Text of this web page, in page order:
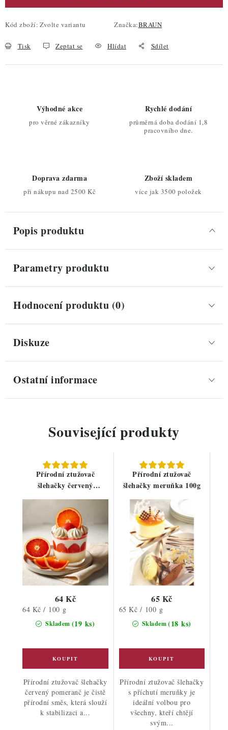
Kód zboží: Zvolte variantu Značka:BRAUN
Tisk Zeptat se Hlídat Sdílet
Výhodné akce
pro věrné zákazníky
Rychlé dodání
průměrná doba dodání 1,8
pracovního dne.
Doprava zdarma
při nákupu nad 2500 Kč
Zboží skladem
více jak 3500 položek
Popis produktu
Parametry produktu
Hodnocení produktu (0)
Diskuze
Ostatní informace
Související produkty
Přírodní ztužovač
šlehačky červený
Skladem (19 ks)
64 Kč
Měrná
cena:
64 Kč / 100 g
Přírodní ztužovač šlehačky
červený pomeranč je čistě
přírodní směs, která slouží
k stabilizaci a...
Přírodní ztužovač
šlehačky meruňka 100g
Skladem(18 ks)
65 Kč
Měrná
cena:
65 Kč / 100 g
Přírodní ztužovač šlehačky
s příchutí meruňky je
ideální volbou pro
všechny, kteří chtějí
svým...